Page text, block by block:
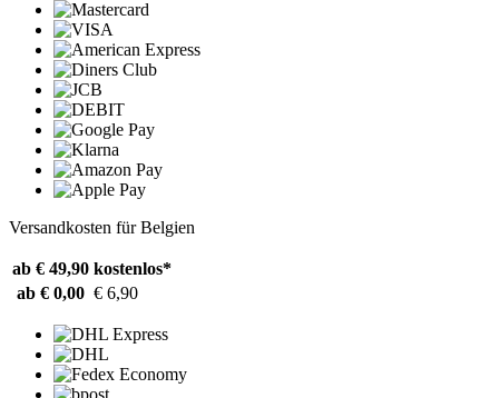
Versandkosten für Belgien
ab € 49,90 kostenlos*
ab € 0,00 € 6,90